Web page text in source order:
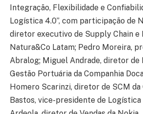
Integração, Flexibilidade e
Logística 4.0”, com participação de
diretor executivo de Supply Chain e
Natura&Co Latam; Pedro Moreira,
Abralog; Miguel Andrade, diretor
Gestão Portuária da Companhia
Homero Scarinzi, diretor de SCM da
Bastos, vice-presidente de Logística